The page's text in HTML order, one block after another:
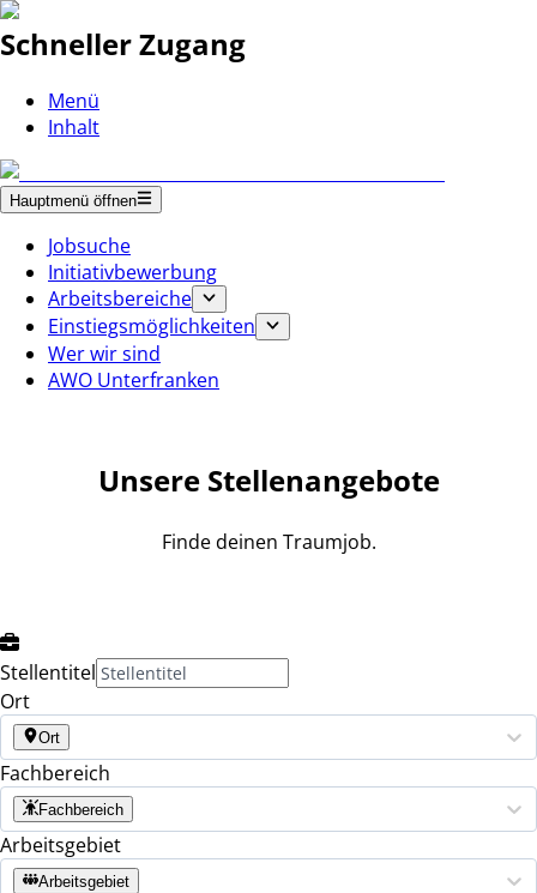
Schneller Zugang
Menü
Inhalt
Hauptmenü öffnen
Jobsuche
Initiativbewerbung
Arbeitsbereiche
Einstiegsmöglichkeiten
Wer wir sind
AWO Unterfranken
Unsere Stellenangebote
Finde deinen Traumjob.
Stellentitel
Ort
Ort
Fachbereich
Fachbereich
Arbeitsgebiet
Arbeitsgebiet